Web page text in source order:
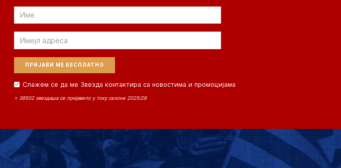
Email
Email
Слажем се да ме Звезда контактира са новостима и промоцијама
⭐ 38502 звездаша се пријавило у току сезоне 2025/26